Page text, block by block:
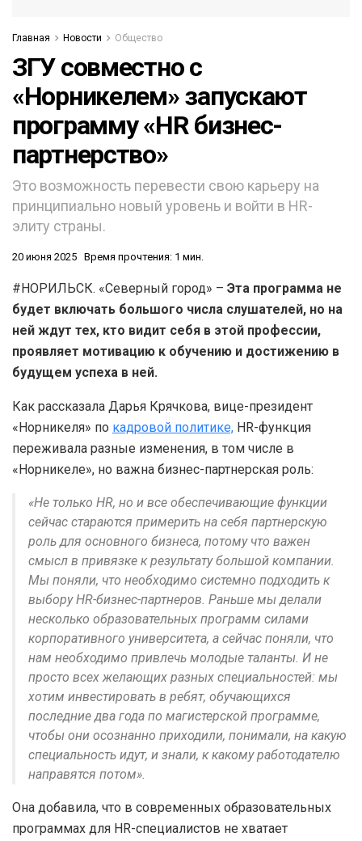
Главная Новости Общество
ЗГУ совместно с
«Норникелем» запускают
программу «HR бизнес-
партнерство»
Это возможность перевести свою карьеру на
принципиально новый уровень и войти в HR-
элиту страны.
20 июня 2025 Время прочтения: 1 мин.
#НОРИЛЬСК. «Северный город» – Эта программа не
будет включать большого числа слушателей, но на
ней ждут тех, кто видит себя в этой профессии,
проявляет мотивацию к обучению и достижению в
будущем успеха в ней.
Как рассказала Дарья Крячкова, вице-президент
«Норникеля» по кадровой политике, HR-функция
переживала разные изменения, в том числе в
«Норникеле», но важна бизнес-партнерская роль:
«Не только HR, но и все обеспечивающие функции
сейчас стараются примерить на себя партнерскую
роль для основного бизнеса, потому что важен
смысл в привязке к результату большой компании.
Мы поняли, что необходимо системно подходить к
выбору HR-бизнес-партнеров. Раньше мы делали
несколько образовательных программ силами
корпоративного университета, а сейчас поняли, что
нам необходимо привлечь молодые таланты. И не
просто всех желающих разных специальностей: мы
хотим инвестировать в ребят, обучающихся
последние два года по магистерской программе,
чтобы они осознанно приходили, понимали, на какую
специальность идут, и знали, к какому работодателю
направятся потом».
Она добавила, что в современных образовательных
программах для HR-специалистов не хватает